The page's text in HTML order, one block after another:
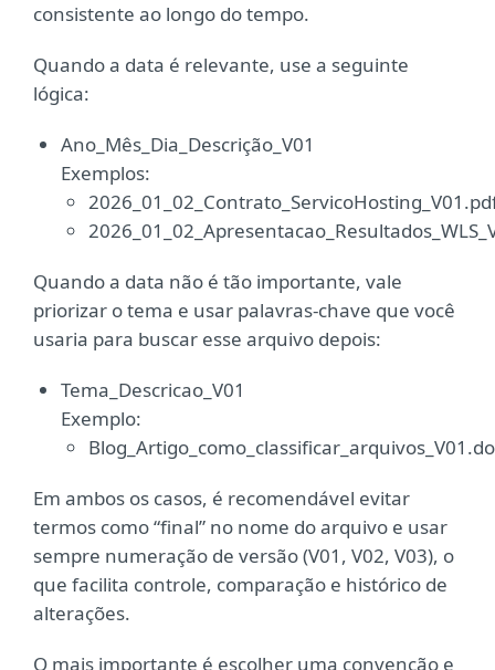
consistente ao longo do tempo.
Quando a data é relevante, use a seguinte
lógica:
Ano_Mês_Dia_Descrição_V01
Exemplos:
Quando a data não é tão importante, vale
priorizar o tema e usar palavras-chave que você
usaria para buscar esse arquivo depois:
Tema_Descricao_V01
Exemplo:
Em ambos os casos, é recomendável evitar
termos como “final” no nome do arquivo e usar
sempre numeração de versão (V01, V02, V03), o
que facilita controle, comparação e histórico de
alterações.
O mais importante é escolher uma convenção e